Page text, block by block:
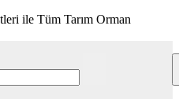
ile Tüm Tarım Orman